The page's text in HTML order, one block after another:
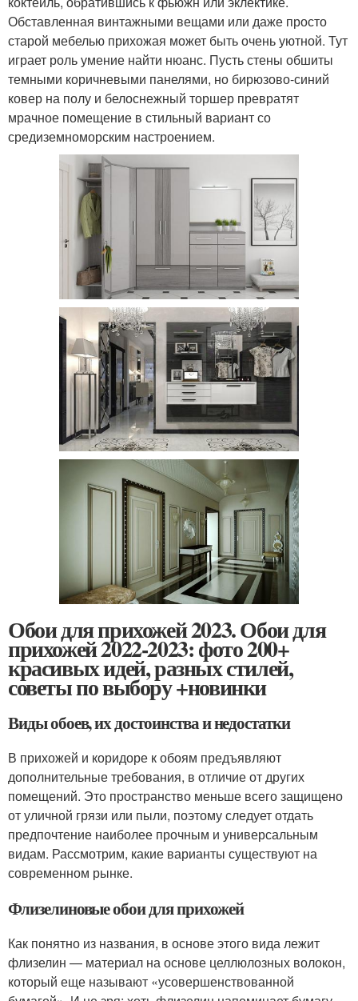
Обставленная винтажными вещами или даже просто
старой мебелью прихожая может быть очень уютной. Тут
играет роль умение найти нюанс. Пусть стены обшиты
темными коричневыми панелями, но бирюзово-синий
ковер на полу и белоснежный торшер превратят
мрачное помещение в стильный вариант со
средиземноморским настроением.
Обои для прихожей 2023. Обои для
прихожей 2022-2023: фото 200+
красивых идей, разных стилей,
советы по выбору +новинки
Виды обоев, их достоинства и недостатки
В прихожей и коридоре к обоям предъявляют
дополнительные требования, в отличие от других
помещений. Это пространство меньше всего защищено
от уличной грязи или пыли, поэтому следует отдать
предпочтение наиболее прочным и универсальным
видам. Рассмотрим, какие варианты существуют на
современном рынке.
Флизелиновые обои для прихожей
Как понятно из названия, в основе этого вида лежит
флизелин — материал на основе целлюлозных волокон,
который еще называют «усовершенствованной